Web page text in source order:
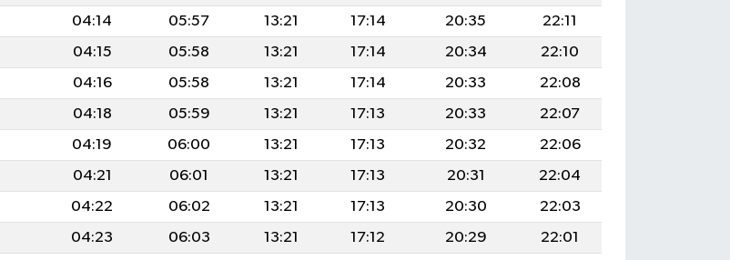
04:14 05:57 13:21 17:14 20:35
22:11
04:15 05:58 13:21 17:14 20:34
22:10
04:16 05:58 13:21 17:14 20:33
22:08
04:18 05:59 13:21 17:13 20:33
22:07
04:19 06:00 13:21 17:13 20:32
22:06
04:21 06:01 13:21 17:13 20:31
22:04
04:22 06:02 13:21 17:13 20:30
22:03
04:23 06:03 13:21 17:12 20:29
22:01